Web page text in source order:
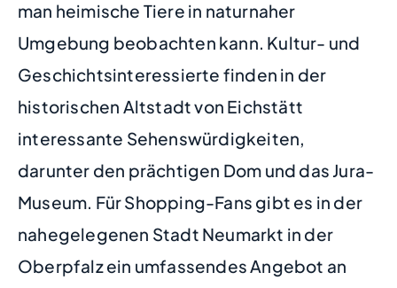
man heimische Tiere in naturnaher
Umgebung beobachten kann. Kultur- und
Geschichtsinteressierte finden in der
historischen Altstadt von Eichstätt
interessante Sehenswürdigkeiten,
darunter den prächtigen Dom und das Jura-
Museum. Für Shopping-Fans gibt es in der
nahegelegenen Stadt Neumarkt in der
Oberpfalz ein umfassendes Angebot an